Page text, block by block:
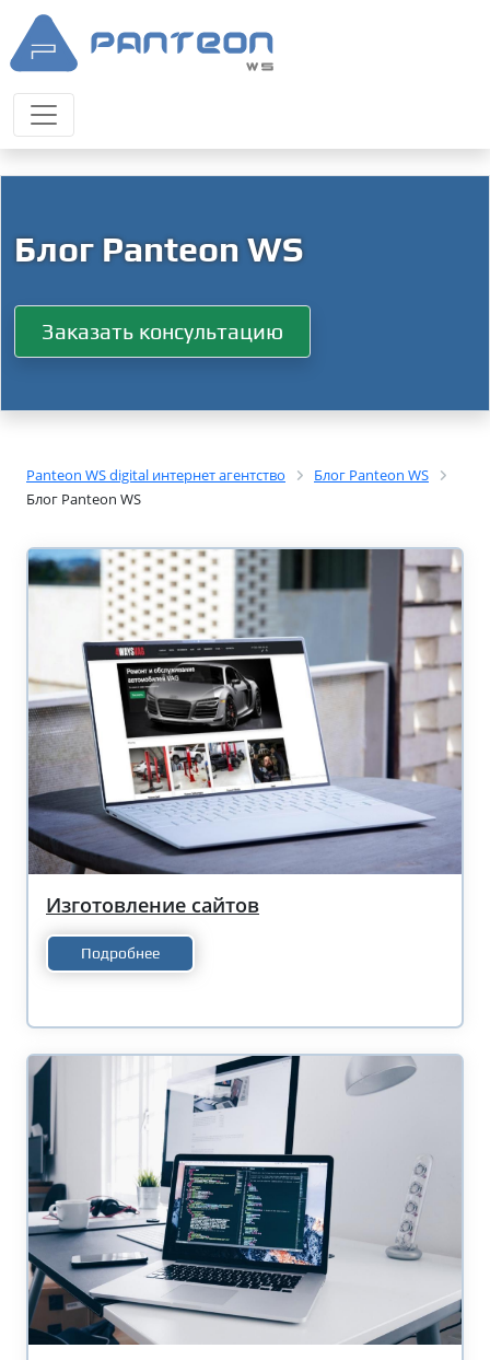
Блог Panteon WS
Заказать консультацию
Panteon WS digital интернет агентство
Блог Panteon WS
Блог Panteon WS
Изготовление сайтов
Подробнее